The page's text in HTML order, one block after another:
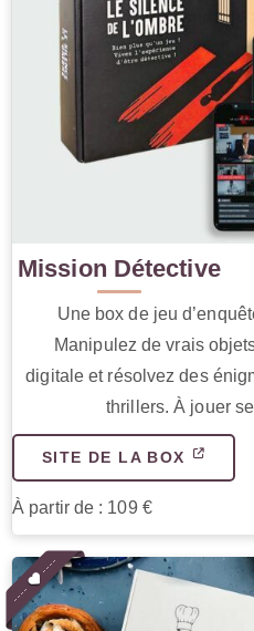
Mission Détective
Une box de jeu
Manipulez de vrais
digitale et résolvez des
thrillers. À jouer
SITE DE LA BOX
À partir de : 109 €